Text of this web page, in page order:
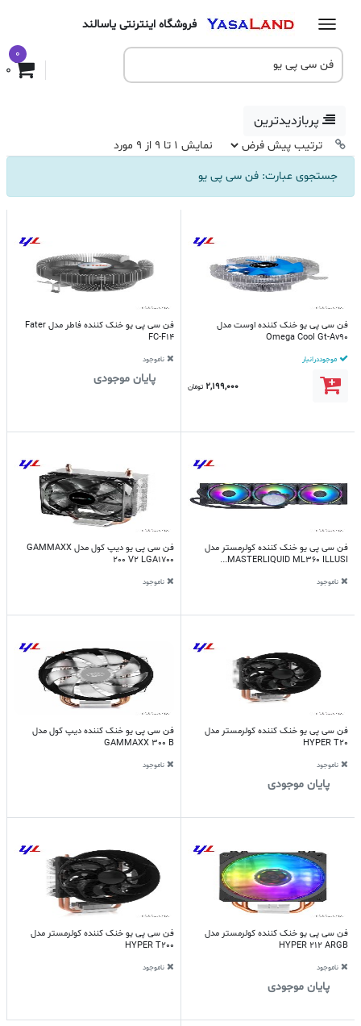
فروشگاه اینترنتی یاسالند
0
پربازدیدترین
نمایش 1 تا 9 از 9 مورد
جستجوی عبارت: فن سی پی یو
فن سی پی یو خنک کننده اوست مدل
Omega Cool Gt-Av90
موجود در انبار
2,199,000 تومان
فن سی پی یو خنک کننده فاطر مدل Fater
FC-F14
ناموجود
پایان موجودی
فن سی پی یو خنک کننده کولرمستر مدل
MASTERLIQUID ML360 ILLUSI...
ناموجود
فن سی پی یو دیپ کول مدل GAMMAXX
200 V2 LGA1700
ناموجود
فن سی پی یو خنک کننده کولرمستر مدل
HYPER T20
ناموجود
پایان موجودی
فن سی پی یو خنک کننده دیپ کول مدل
GAMMAXX 300 B
ناموجود
فن سی پی یو خنک کننده کولرمستر مدل
HYPER 212 ARGB
ناموجود
پایان موجودی
فن سی پی یو خنک کننده کولرمستر مدل
HYPER T200
ناموجود